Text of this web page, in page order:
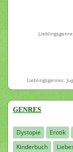
Lieblingsgenres:
GENRES
Dystopie Erotik
Kinderbuch